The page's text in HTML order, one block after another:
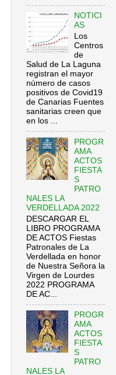
NOTICI
AS
Los
Centros
de
Salud de La Laguna
registran el mayor
número de casos
positivos de Covid19
de Canarias Fuentes
sanitarias creen que
en los ...
PROGR
AMA
ACTOS
FIESTA
S
PATRO
NALES LA
VERDELLADA 2022
DESCARGAR EL
LIBRO PROGRAMA
DE ACTOS Fiestas
Patronales de La
Verdellada en honor
de Nuestra Señora la
Virgen de Lourdes
2022 PROGRAMA
DE AC...
PROGR
AMA
ACTOS
FIESTA
S
PATRO
NALES LA